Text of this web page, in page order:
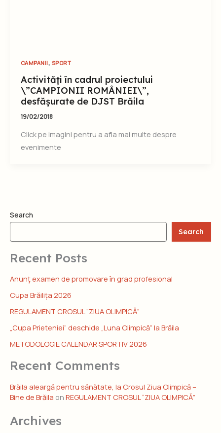
CAMPANII, SPORT
Activități în cadrul proiectului
\”CAMPIONII ROMÂNIEI\”,
desfășurate de DJST Brăila
19/02/2018
Click pe imagini pentru a afla mai multe despre
evenimente
Search
Search
Recent Posts
Anunţ examen de promovare în grad profesional
Cupa Brăilița 2026
REGULAMENT CROSUL “ZIUA OLIMPICĂ”
„Cupa Prieteniei” deschide „Luna Olimpică” la Brăila
METODOLOGIE CALENDAR SPORTIV 2026
Recent Comments
Brăila aleargă pentru sănătate, la Crosul Ziua Olimpică –
Bine de Brăila on REGULAMENT CROSUL “ZIUA OLIMPICĂ”
Archives